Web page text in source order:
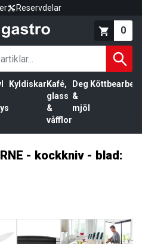
Reservdelar
0
Kyldiskar Kafé,
glass
&
våfflor
Deg
&
mjöl
- kockkniv - blad: